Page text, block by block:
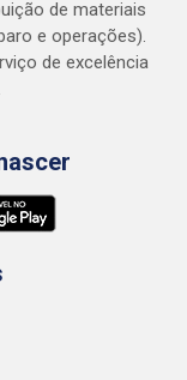
de materiais
e operações).
de excelência